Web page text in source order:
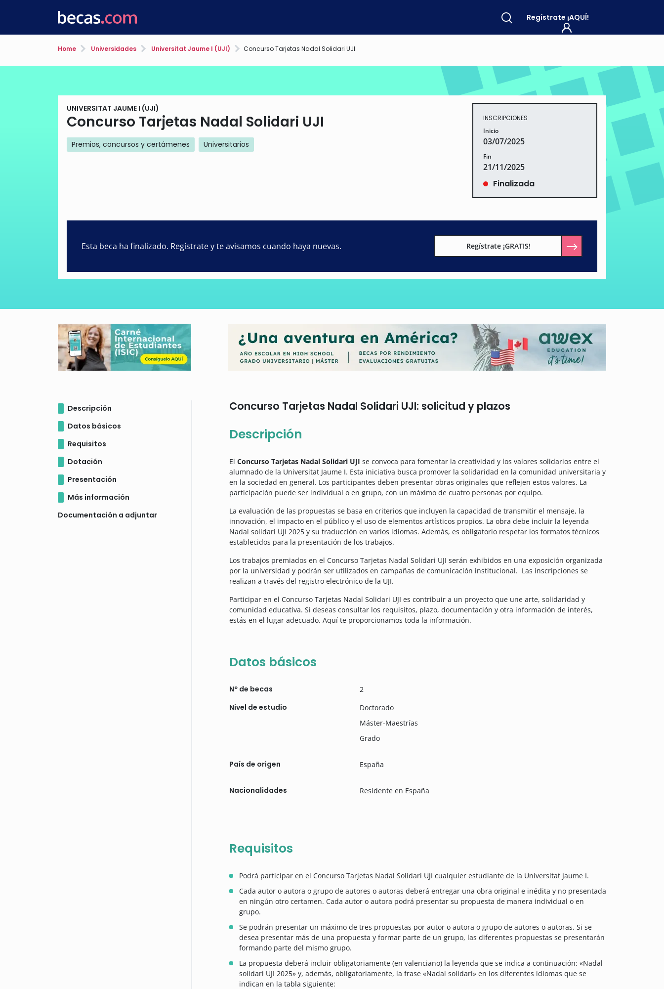
Regístrate ¡AQUÍ!
Home Universidades Universitat Jaume I (UJI) Concurso Tarjetas Nadal Solidari UJI
UNIVERSITAT JAUME I (UJI)
Concurso Tarjetas Nadal Solidari UJI
Premios, concursos y certámenes Universitarios
INSCRIPCIONES
Inicio
03/07/2025
Fin
21/11/2025
Finalizada
Esta beca ha finalizado. Regístrate y te avisamos cuando haya nuevas. Regístrate ¡GRATIS!
Descripción
Datos básicos
Requisitos
Dotación
Presentación
Más información
Documentación a adjuntar
Concurso Tarjetas Nadal Solidari UJI: solicitud y plazos
Descripción
El Concurso Tarjetas Nadal Solidari UJI se convoca para fomentar la creatividad y los valores solidarios entre el
alumnado de la Universitat Jaume I. Esta iniciativa busca promover la solidaridad en la comunidad universitaria y
en la sociedad en general. Los participantes deben presentar obras originales que reflejen estos valores. La
participación puede ser individual o en grupo, con un máximo de cuatro personas por equipo.
La evaluación de las propuestas se basa en criterios que incluyen la capacidad de transmitir el mensaje, la
innovación, el impacto en el público y el uso de elementos artísticos propios. La obra debe incluir la leyenda
Nadal solidari UJI 2025 y su traducción en varios idiomas. Además, es obligatorio respetar los formatos técnicos
establecidos para la presentación de los trabajos.
Los trabajos premiados en el Concurso Tarjetas Nadal Solidari UJI serán exhibidos en una exposición organizada
por la universidad y podrán ser utilizados en campañas de comunicación institucional. Las inscripciones se
realizan a través del registro electrónico de la UJI.
Participar en el Concurso Tarjetas Nadal Solidari UJI es contribuir a un proyecto que une arte, solidaridad y
comunidad educativa. Si deseas consultar los requisitos, plazo, documentación y otra información de interés,
estás en el lugar adecuado. Aquí te proporcionamos toda la información.
Datos básicos
Nº de becas 2
Nivel de estudio
Doctorado
Máster-Maestrías
Grado
País de origen España
Nacionalidades Residente en España
Requisitos
Podrá participar en el Concurso Tarjetas Nadal Solidari UJI cualquier estudiante de la Universitat Jaume I.
Cada autor o autora o grupo de autores o autoras deberá entregar una obra original e inédita y no presentada
en ningún otro certamen. Cada autor o autora podrá presentar su propuesta de manera individual o en
grupo.
Se podrán presentar un máximo de tres propuestas por autor o autora o grupo de autores o autoras. Si se
desea presentar más de una propuesta y formar parte de un grupo, las diferentes propuestas se presentarán
formando parte del mismo grupo.
La propuesta deberá incluir obligatoriamente (en valenciano) la leyenda que se indica a continuación: «Nadal
solidari UJI 2025» y, además, obligatoriamente, la frase «Nadal solidari» en los diferentes idiomas que se
indican en la tabla siguiente: